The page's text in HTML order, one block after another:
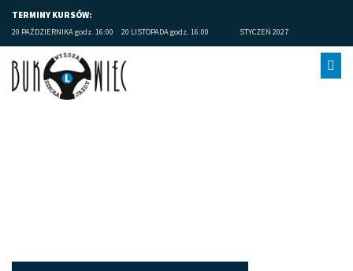
TERMINY KURSÓW:
20 PAŹDZIERNIKA godz. 16:00 20 LISTOPADA godz. 16:00 STYCZEŃ 2027